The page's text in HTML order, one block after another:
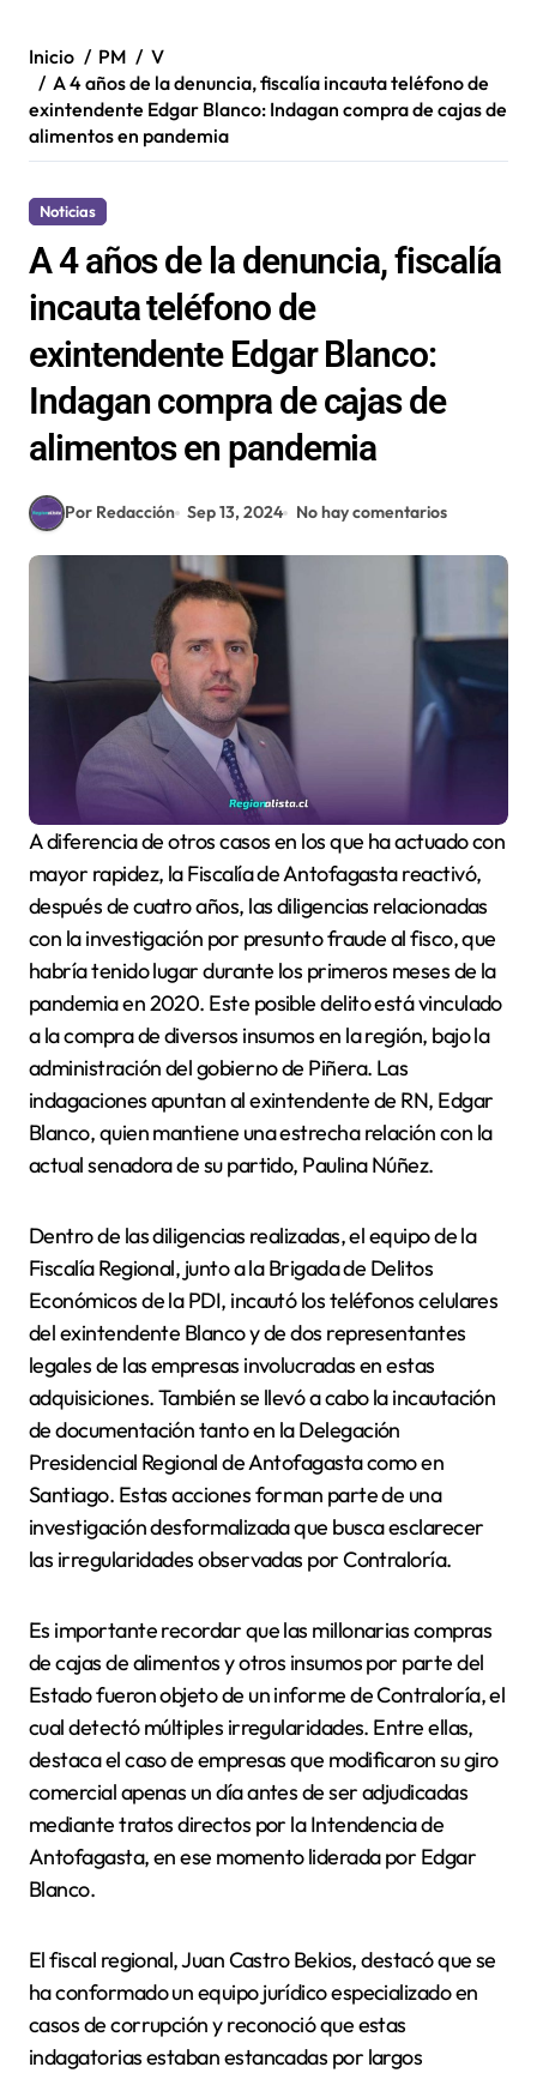
Inicio PM
V
A 4 años de la denuncia, fiscalía incauta teléfono de
exintendente Edgar Blanco: Indagan compra de cajas de
alimentos en pandemia
Noticias
A 4 años de la denuncia, fiscalía
incauta teléfono de
exintendente Edgar Blanco:
Indagan compra de cajas de
alimentos en pandemia
Por Redacción Sep 13, 2024 No hay comentarios
A diferencia de otros casos en los que ha actuado con
mayor rapidez, la Fiscalía de Antofagasta reactivó,
después de cuatro años, las diligencias relacionadas
con la investigación por presunto fraude al fisco, que
habría tenido lugar durante los primeros meses de la
pandemia en 2020. Este posible delito está vinculado
a la compra de diversos insumos en la región, bajo la
administración del gobierno de Piñera. Las
indagaciones apuntan al exintendente de RN, Edgar
Blanco, quien mantiene una estrecha relación con la
actual senadora de su partido, Paulina Núñez.
Dentro de las diligencias realizadas, el equipo de la
Fiscalía Regional, junto a la Brigada de Delitos
Económicos de la PDI, incautó los teléfonos celulares
del exintendente Blanco y de dos representantes
legales de las empresas involucradas en estas
adquisiciones. También se llevó a cabo la incautación
de documentación tanto en la Delegación
Presidencial Regional de Antofagasta como en
Santiago. Estas acciones forman parte de una
investigación desformalizada que busca esclarecer
las irregularidades observadas por Contraloría.
Es importante recordar que las millonarias compras
de cajas de alimentos y otros insumos por parte del
Estado fueron objeto de un informe de Contraloría, el
cual detectó múltiples irregularidades. Entre ellas,
destaca el caso de empresas que modificaron su giro
comercial apenas un día antes de ser adjudicadas
mediante tratos directos por la Intendencia de
Antofagasta, en ese momento liderada por Edgar
Blanco.
El fiscal regional, Juan Castro Bekios, destacó que se
ha conformado un equipo jurídico especializado en
casos de corrupción y reconoció que estas
indagatorias estaban estancadas por largos